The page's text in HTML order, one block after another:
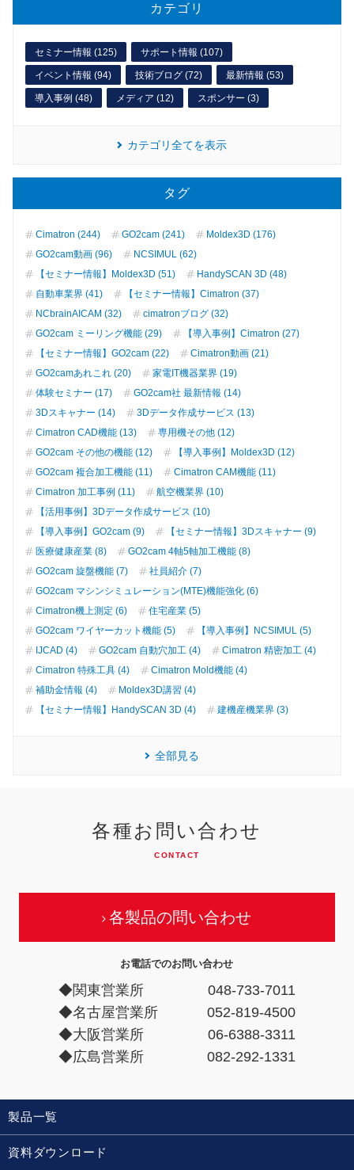
カテゴリ
セミナー情報 (125) サポート情報 (107)
イベント情報 (94) 技術ブログ (72) 最新情報 (53)
導入事例 (48) メディア (12) スポンサー (3)
カテゴリ全てを表示
タグ
Cimatron (244) GO2cam (241)
Moldex3D (176)
GO2cam動画 (96)
NCSIMUL (62)
【セミナー情報】Moldex3D (51)
HandySCAN 3D (48)
自動車業界 (41)
【セミナー情報】Cimatron (37)
NCbrainAICAM (32)
cimatronブログ (32)
GO2cam ミーリング機能 (29)
【導入事例】Cimatron (27)
【セミナー情報】GO2cam (22)
Cimatron動画 (21)
GO2camあれこれ (20)
家電IT機器業界 (19)
体験セミナー (17)
GO2cam社 最新情報 (14)
3Dスキャナー (14)
3Dデータ作成サービス (13)
Cimatron CAD機能 (13)
専用機その他 (12)
GO2cam その他の機能 (12)
【導入事例】Moldex3D (12)
GO2cam 複合加工機能 (11)
Cimatron CAM機能 (11)
Cimatron 加工事例 (11)
航空機業界 (10)
【活用事例】3Dデータ作成サービス (10)
【導入事例】GO2cam (9)
【セミナー情報】3Dスキャナー (9)
医療健康産業 (8)
GO2cam 4軸5軸加工機能 (8)
GO2cam 旋盤機能 (7)
社員紹介 (7)
GO2cam マシンシミュレーション(MTE)機能強化 (6)
Cimatron機上測定 (6)
住宅産業 (5)
GO2cam ワイヤーカット機能 (5)
【導入事例】NCSIMUL (5)
IJCAD (4)
GO2cam 自動穴加工 (4)
Cimatron 精密加工 (4)
Cimatron 特殊工具 (4)
Cimatron Mold機能 (4)
補助金情報 (4)
Moldex3D講習 (4)
【セミナー情報】HandySCAN 3D (4)
建機産機業界 (3)
全部見る
各種お問い合わせ
CONTACT
各製品の問い合わせ
お電話でのお問い合わせ
◆関東営業所
048-733-7011
◆名古屋営業所
052-819-4500
◆大阪営業所
06-6388-3311
◆広島営業所
082-292-1331
製品一覧
資料ダウンロード